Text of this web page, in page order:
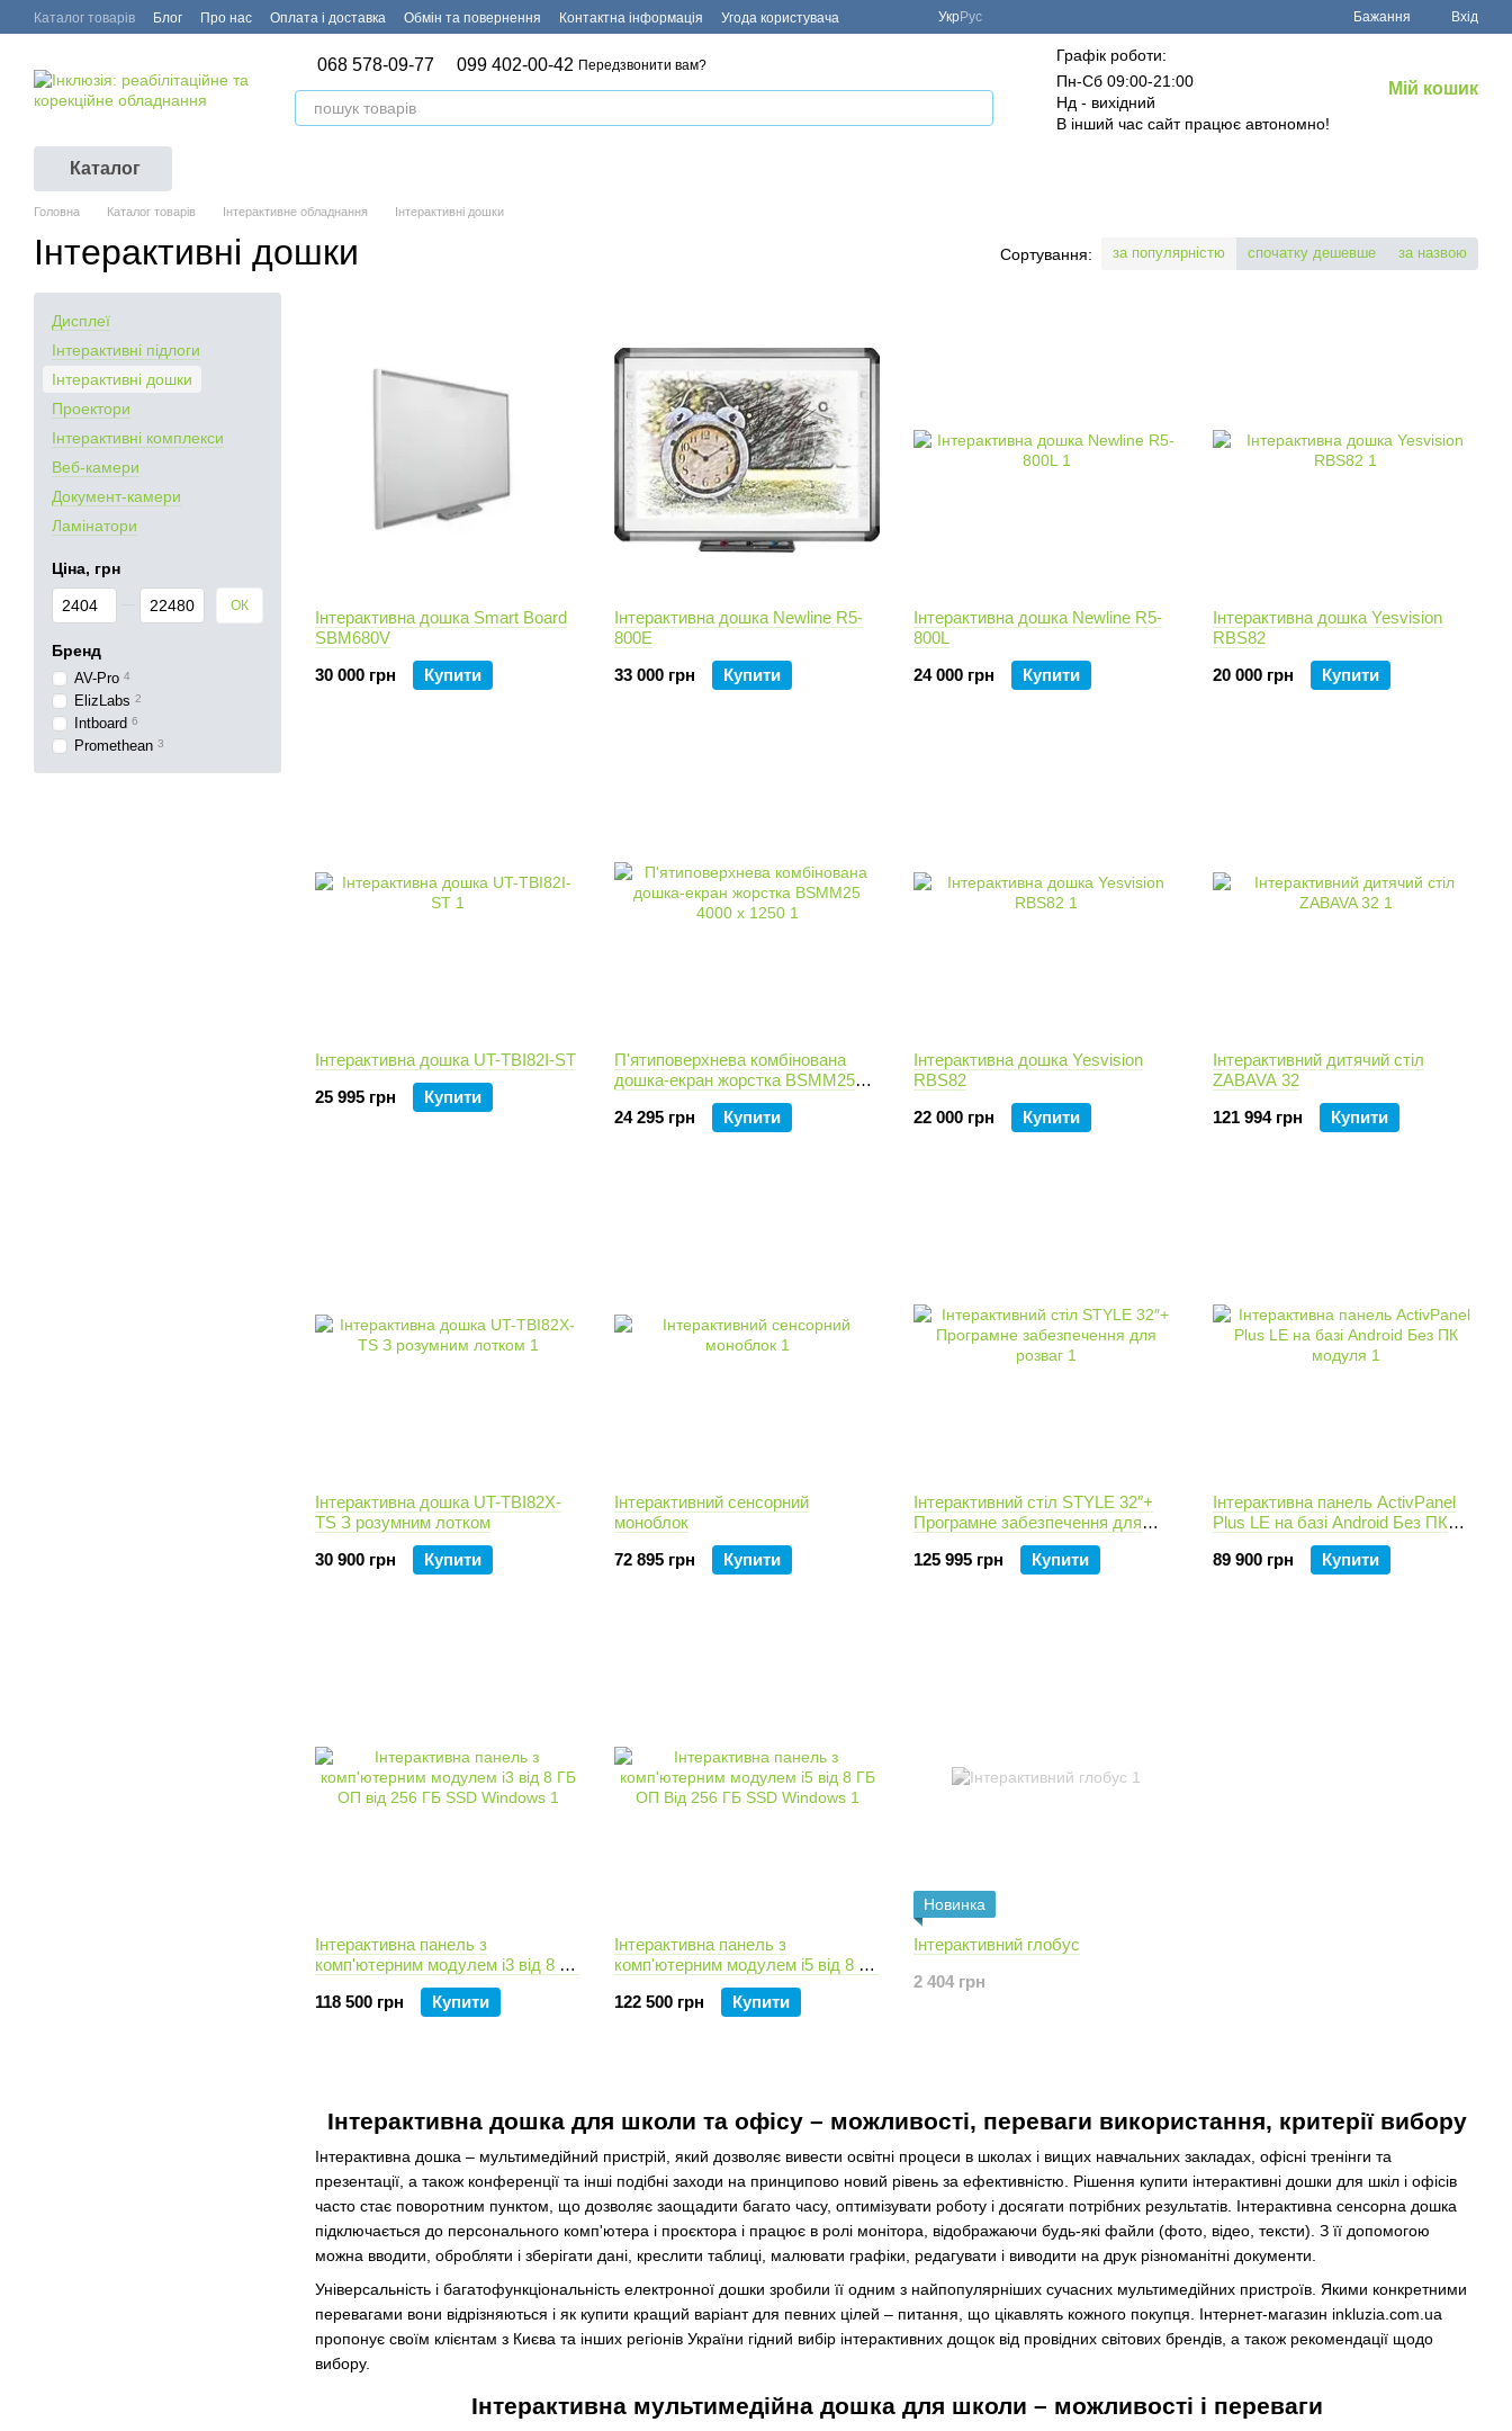
Перейти до основного контенту
Каталог товарів Блог Про нас Оплата і доставка Обмін та повернення Контактна інформація Угода користувача УкрРус Бажання Вхід
068 578-09-77 099 402-00-42 Передзвонити вам?
Графік роботи:
Пн-Сб 09:00-21:00
Нд - вихідний
В інший час сайт працює автономно!
Мій кошик
Каталог
Головна Каталог товарів Інтерактивне обладнання Інтерактивні дошки
Інтерактивні дошки Сортування: за популярністю спочатку дешевше за назвою
Інтерактивна дошка для школи та офісу – можливості, переваги використання, критерії вибору
Інтерактивна дошка – мультимедійний пристрій, який дозволяє вивести освітні процеси в школах і вищих навчальних закладах, офісні тренінги та
презентації, а також конференції та інші подібні заходи на принципово новий рівень за ефективністю. Рішення купити інтерактивні дошки для шкіл і офісів
часто стає поворотним пунктом, що дозволяє заощадити багато часу, оптимізувати роботу і досягати потрібних результатів. Інтерактивна сенсорна дошка
підключається до персонального комп'ютера і проєктора і працює в ролі монітора, відображаючи будь-які файли (фото, відео, тексти). З її допомогою
можна вводити, обробляти і зберігати дані, креслити таблиці, малювати графіки, редагувати і виводити на друк різноманітні документи.
Універсальність і багатофункціональність електронної дошки зробили її одним з найпопулярніших сучасних мультимедійних пристроїв. Якими конкретними
перевагами вони відрізняються і як купити кращий варіант для певних цілей – питання, що цікавлять кожного покупця. Інтернет-магазин inkluzia.com.ua
пропонує своїм клієнтам з Києва та інших регіонів України гідний вибір інтерактивних дощок від провідних світових брендів, а також рекомендації щодо
вибору.
Інтерактивна мультимедійна дошка для школи – можливості і переваги
Інтерактивна дошка Smart Board
SBM680V
30 000 грн
Купити
Інтерактивна дошка Newline R5-
800E
33 000 грн
Купити
Інтерактивна дошка Newline R5-
800L
24 000 грн
Купити
Інтерактивна дошка Yesvision
RBS82
20 000 грн
Купити
Інтерактивна дошка UT-TBI82I-ST
25 995 грн
Купити
П'ятиповерхнева комбінована
дошка-екран жорстка BSMM25
24 295 грн
Купити
Інтерактивна дошка Yesvision
RBS82
22 000 грн
Купити
Інтерактивний дитячий стіл
ZABAVA 32
121 994 грн
Купити
Інтерактивна дошка UT-TBI82X-
TS З розумним лотком
30 900 грн
Купити
Інтерактивний сенсорний
моноблок
72 895 грн
Купити
Інтерактивний стіл STYLE 32″+
Програмне забезпечення для
125 995 грн
Купити
Інтерактивна панель ActivPanel
Plus LE на базі Android Без ПК
89 900 грн
Купити
Інтерактивна панель з
комп'ютерним модулем i3 від 8 ГБ
ОП від 256 ГБ SSD Windows
118 500 грн
Купити
Інтерактивна панель з
комп'ютерним модулем i5 від 8 ГБ
ОП Від 256 ГБ SSD Windows
122 500 грн
Купити
Новинка
Інтерактивний глобус
2 404 грн
Дисплеї
Інтерактивні підлоги
Інтерактивні дошки
Проектори
Інтерактивні комплекси
Веб-камери
Документ-камери
Ламінатори
Ціна, грн
Від Ціна, грн
До Ціна, грн ОК
Бренд
AV-Pro 4
ElizLabs 2
Intboard 6
Promethean 3